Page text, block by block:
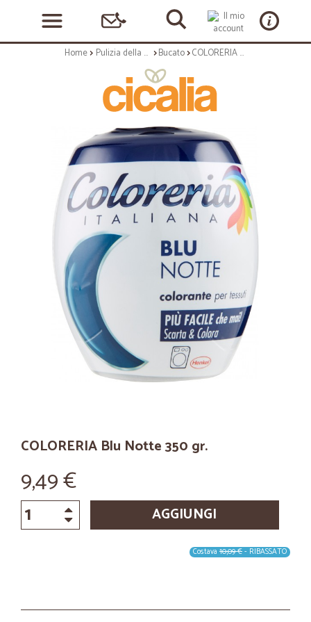
Home Pulizia della casa Bucato COLORERIA Blu Notte 350 gr.
COLORERIA Blu Notte 350 gr.
9,49 €
AGGIUNGI
Costava 10,09 €- RIBASSATO